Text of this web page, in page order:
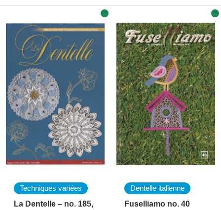
Techniques variées
La Dentelle – no. 185,
Dentelle italienne
Fuselliamo no. 40